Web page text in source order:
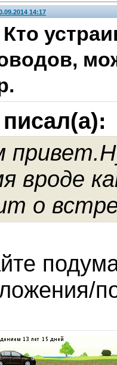
14:17
вроде
о